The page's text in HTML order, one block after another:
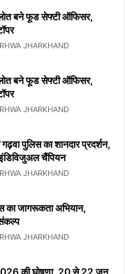
बने फूड सेफ्टी ऑफिसर,
JHARKHAND
बने फूड सेफ्टी ऑफिसर,
JHARKHAND
पुलिस का शानदार प्रदर्शन,
चैंपियन
JHARKHAND
का जागरूकता अभियान,
संकल्प
JHARKHAND